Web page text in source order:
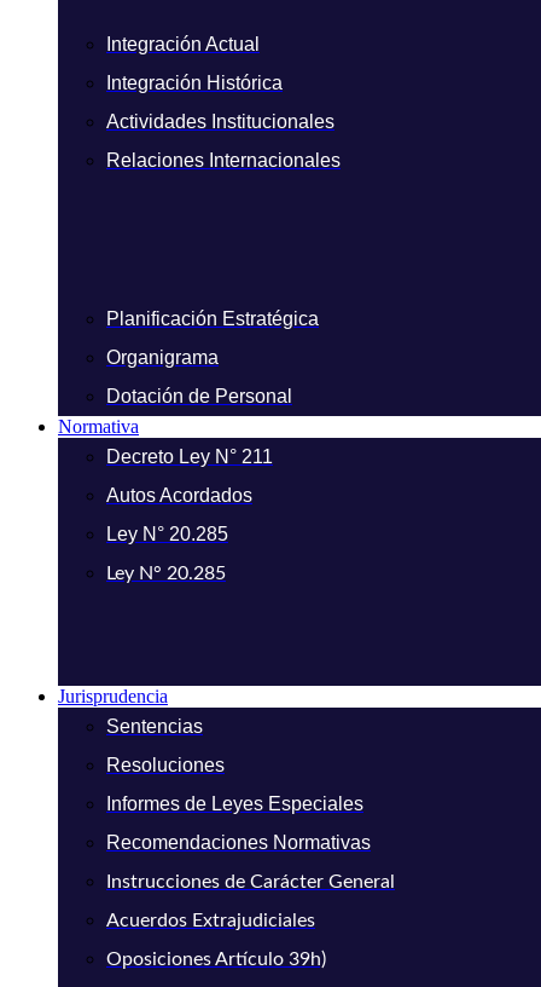
Integración Actual
Integración Histórica
Actividades Institucionales
Relaciones Internacionales
Planificación Estratégica
Organigrama
Dotación de Personal
Normativa
Decreto Ley N° 211
Autos Acordados
Ley N° 20.285
Ley N° 20.285
Jurisprudencia
Sentencias
Resoluciones
Informes de Leyes Especiales
Recomendaciones Normativas
Instrucciones de Carácter General
Acuerdos Extrajudiciales
Oposiciones Artículo 39h)